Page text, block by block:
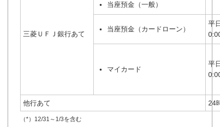
三菱ＵＦＪ銀行あて
当座預金（一般）
当座預金（カードローン）
平
マイカード
平
他行あて 24
（*）12/31～1/3を含む